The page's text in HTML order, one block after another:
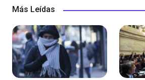
Más Leídas